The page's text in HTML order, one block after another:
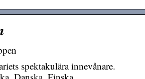
spektakulära innevånare.